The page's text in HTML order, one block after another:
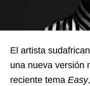
El artista
una nueva versión
reciente tema Easy